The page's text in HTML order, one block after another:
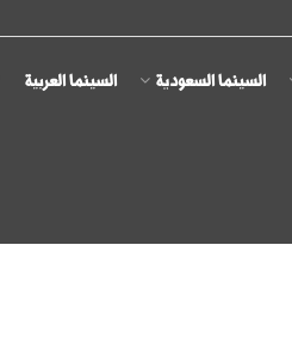
السينما السعودية السينما العربية